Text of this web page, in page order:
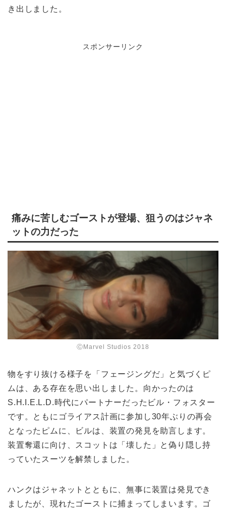
き出しました。
スポンサーリンク
痛みに苦しむゴーストが登場、狙うのはジャネ
ットの力だった
ⒸMarvel Studios 2018
物をすり抜ける様子を「フェージングだ」と気づくピ
ムは、ある存在を思い出しました。向かったのは
S.H.I.E.L.D.時代にパートナーだったビル・フォスター
です。ともにゴライアス計画に参加し30年ぶりの再会
となったピムに、ビルは、装置の発見を助言します。
装置奪還に向け、スコットは「壊した」と偽り隠し持
っていたスーツを解禁しました。
ハンクはジャネットとともに、無事に装置は発見でき
ましたが、現れたゴーストに捕まってしまいます。ゴ